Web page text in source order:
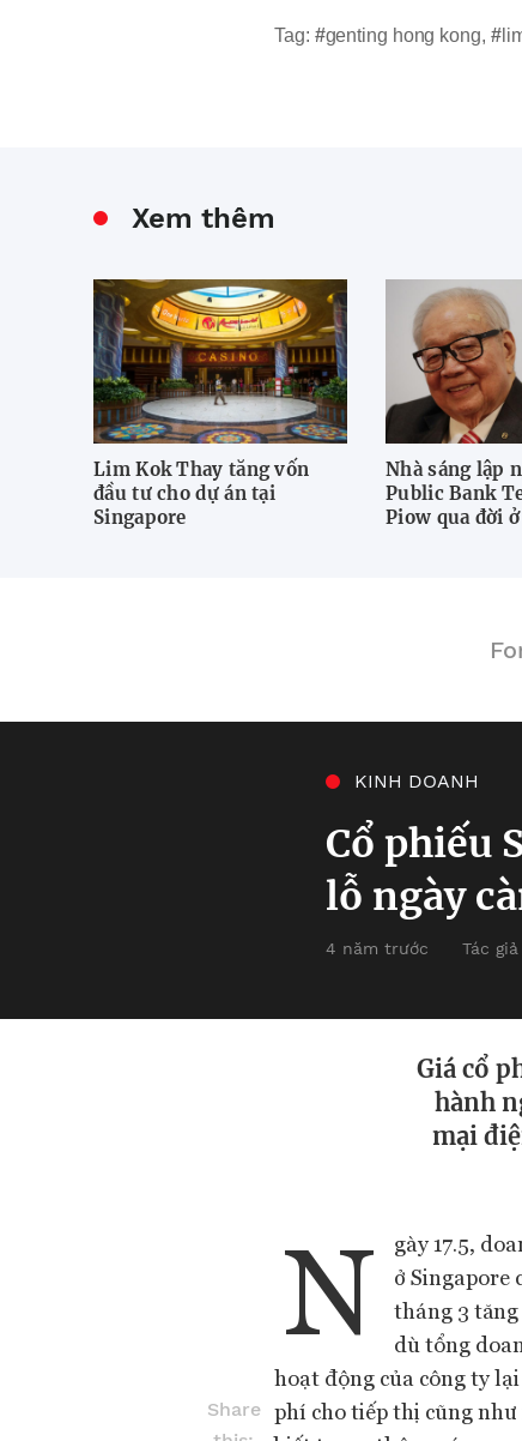
Tag: #genting hong kong, #
Xem thêm
Lim Kok Thay tăng vốn
đầu tư cho dự án tại
Singapore
Nhà sáng lập
Public Bank
Piow qua đời
KINH DOANH
Cổ phiếu
lỗ ngày
4 năm trước Tác giả
Giá cổ
hành
mại
Share
N
gày 17.5,
ở Singapore
tháng 3
dù tổng
hoạt động của công ty
phí cho tiếp thị cũng